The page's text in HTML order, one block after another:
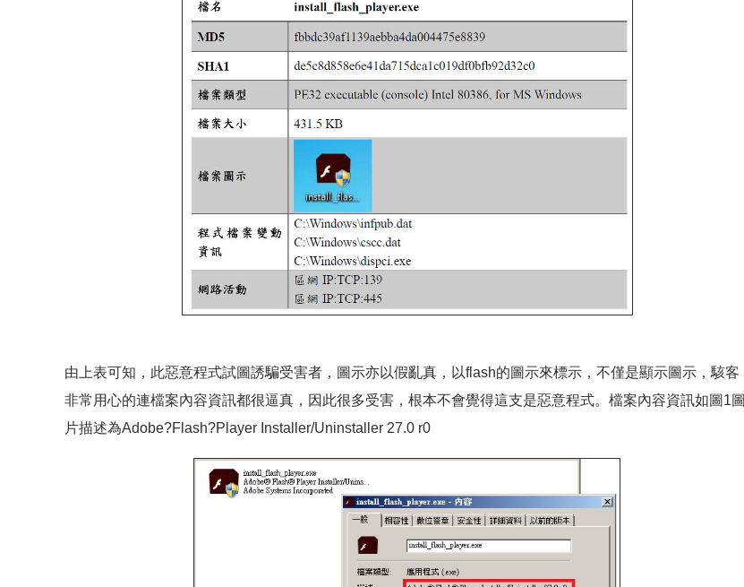
由上表可知，此惡意程式試圖誘騙受害者，圖示亦以假亂真，以flash的圖示來標示，不僅是顯示圖示，駭客
非常用心的連檔案內容資訊都很逼真，因此很多受害，根本不會覺得這支是惡意程式。檔案內容資訊如圖1圖
片描述為Adobe?Flash?Player Installer/Uninstaller 27.0 r0